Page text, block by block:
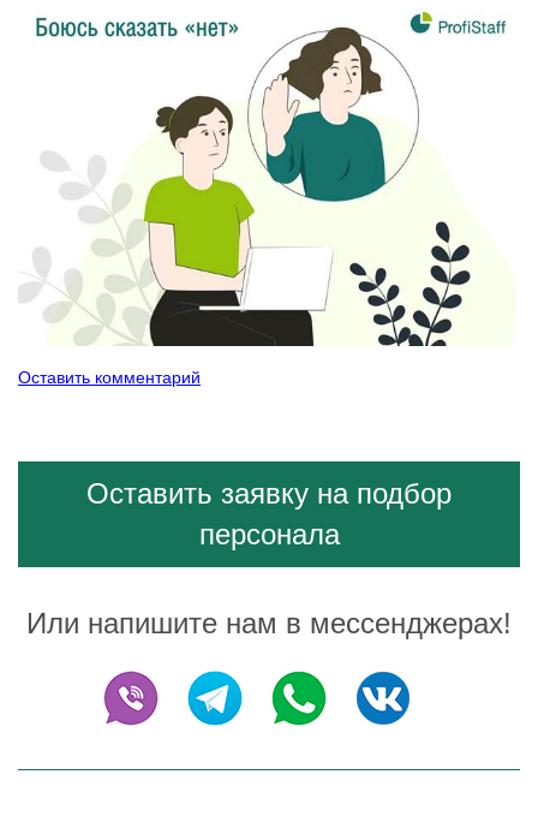
Оставить комментарий
Оставить заявку на подбор
персонала
Или напишите нам в мессенджерах!